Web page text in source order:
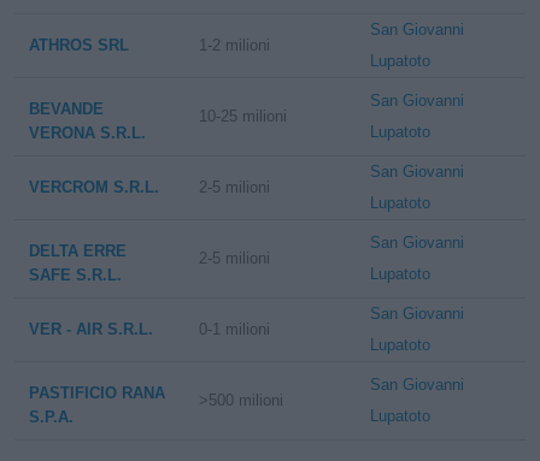
ATHROS SRL 1-2 milioni
San Giovanni
Lupatoto
BEVANDE
VERONA S.R.L.
10-25 milioni
San Giovanni
Lupatoto
VERCROM S.R.L. 2-5 milioni
San Giovanni
Lupatoto
DELTA ERRE
SAFE S.R.L.
2-5 milioni
San Giovanni
Lupatoto
VER - AIR S.R.L. 0-1 milioni
San Giovanni
Lupatoto
PASTIFICIO RANA
S.P.A.
>500 milioni
San Giovanni
Lupatoto